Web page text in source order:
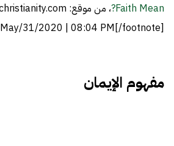
Faith Mean?
May/31/2020 | 08:04 PM[/footnote].
مفهوم الإيمان